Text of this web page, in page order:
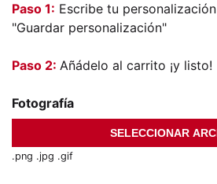
Paso 1: Escribe tu
"Guardar personalización"
Paso 2: Añádelo al carrito ¡y listo!
Fotografía
Ningún archivo seleccionado
SELECCIONAR
.png .jpg .gif